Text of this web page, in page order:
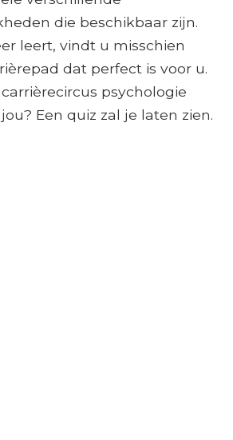
die beschikbaar zijn.
leert, vindt u misschien
dat perfect is voor u.
psychologie
Een quiz zal je laten zien.